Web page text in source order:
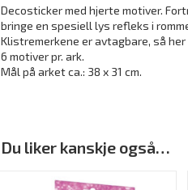
Decosticker med hjerte motiver.
bringe en spesiell lys refleks i
Klistremerkene er avtagbare, så
6 motiver pr. ark.
Mål på arket ca.: 38 x 31 cm.
Du liker kanskje også…